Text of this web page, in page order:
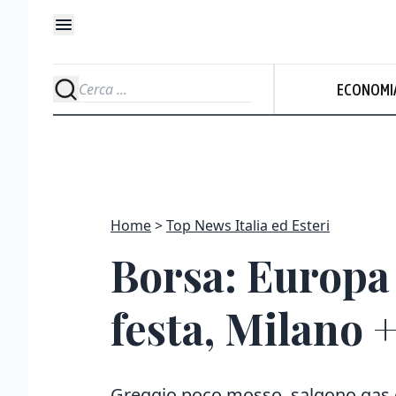
Home Top News Italia ed Esteri
Borsa:
festa, Milano